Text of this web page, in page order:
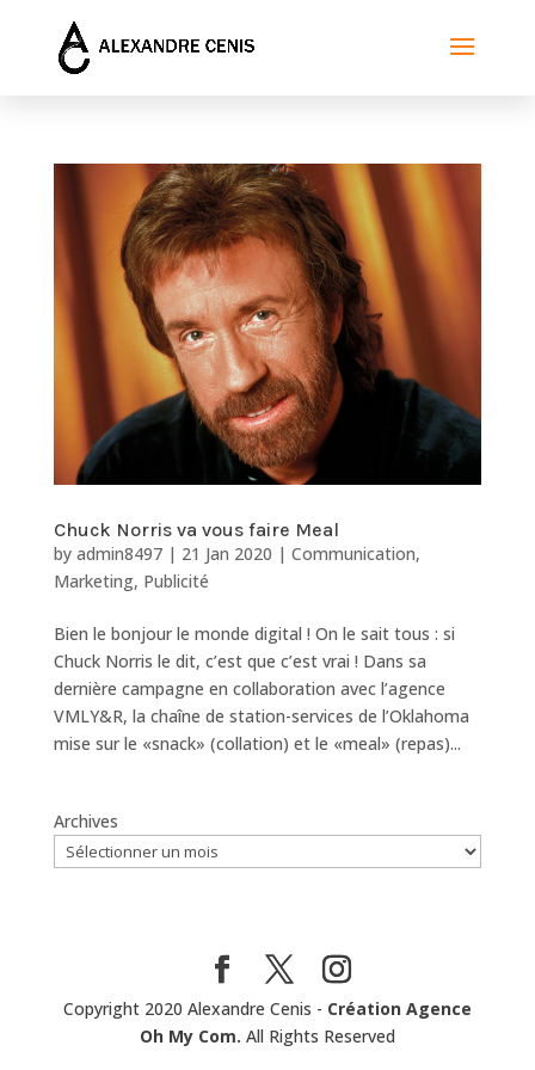
Chuck Norris va vous faire Meal
by admin8497| 21 Jan 2020 | Communication,
Marketing, Publicité
Bien le bonjour le monde digital ! On le sait tous : si
Chuck Norris le dit, c’est que c’est vrai ! Dans sa
dernière campagne en collaboration avec l’agence
VMLY&R, la chaîne de station-services de l’Oklahoma
mise sur le «snack» (collation) et le «meal» (repas)...
Archives
Copyright 2020 Alexandre Cenis - Création Agence
Oh My Com. All Rights Reserved